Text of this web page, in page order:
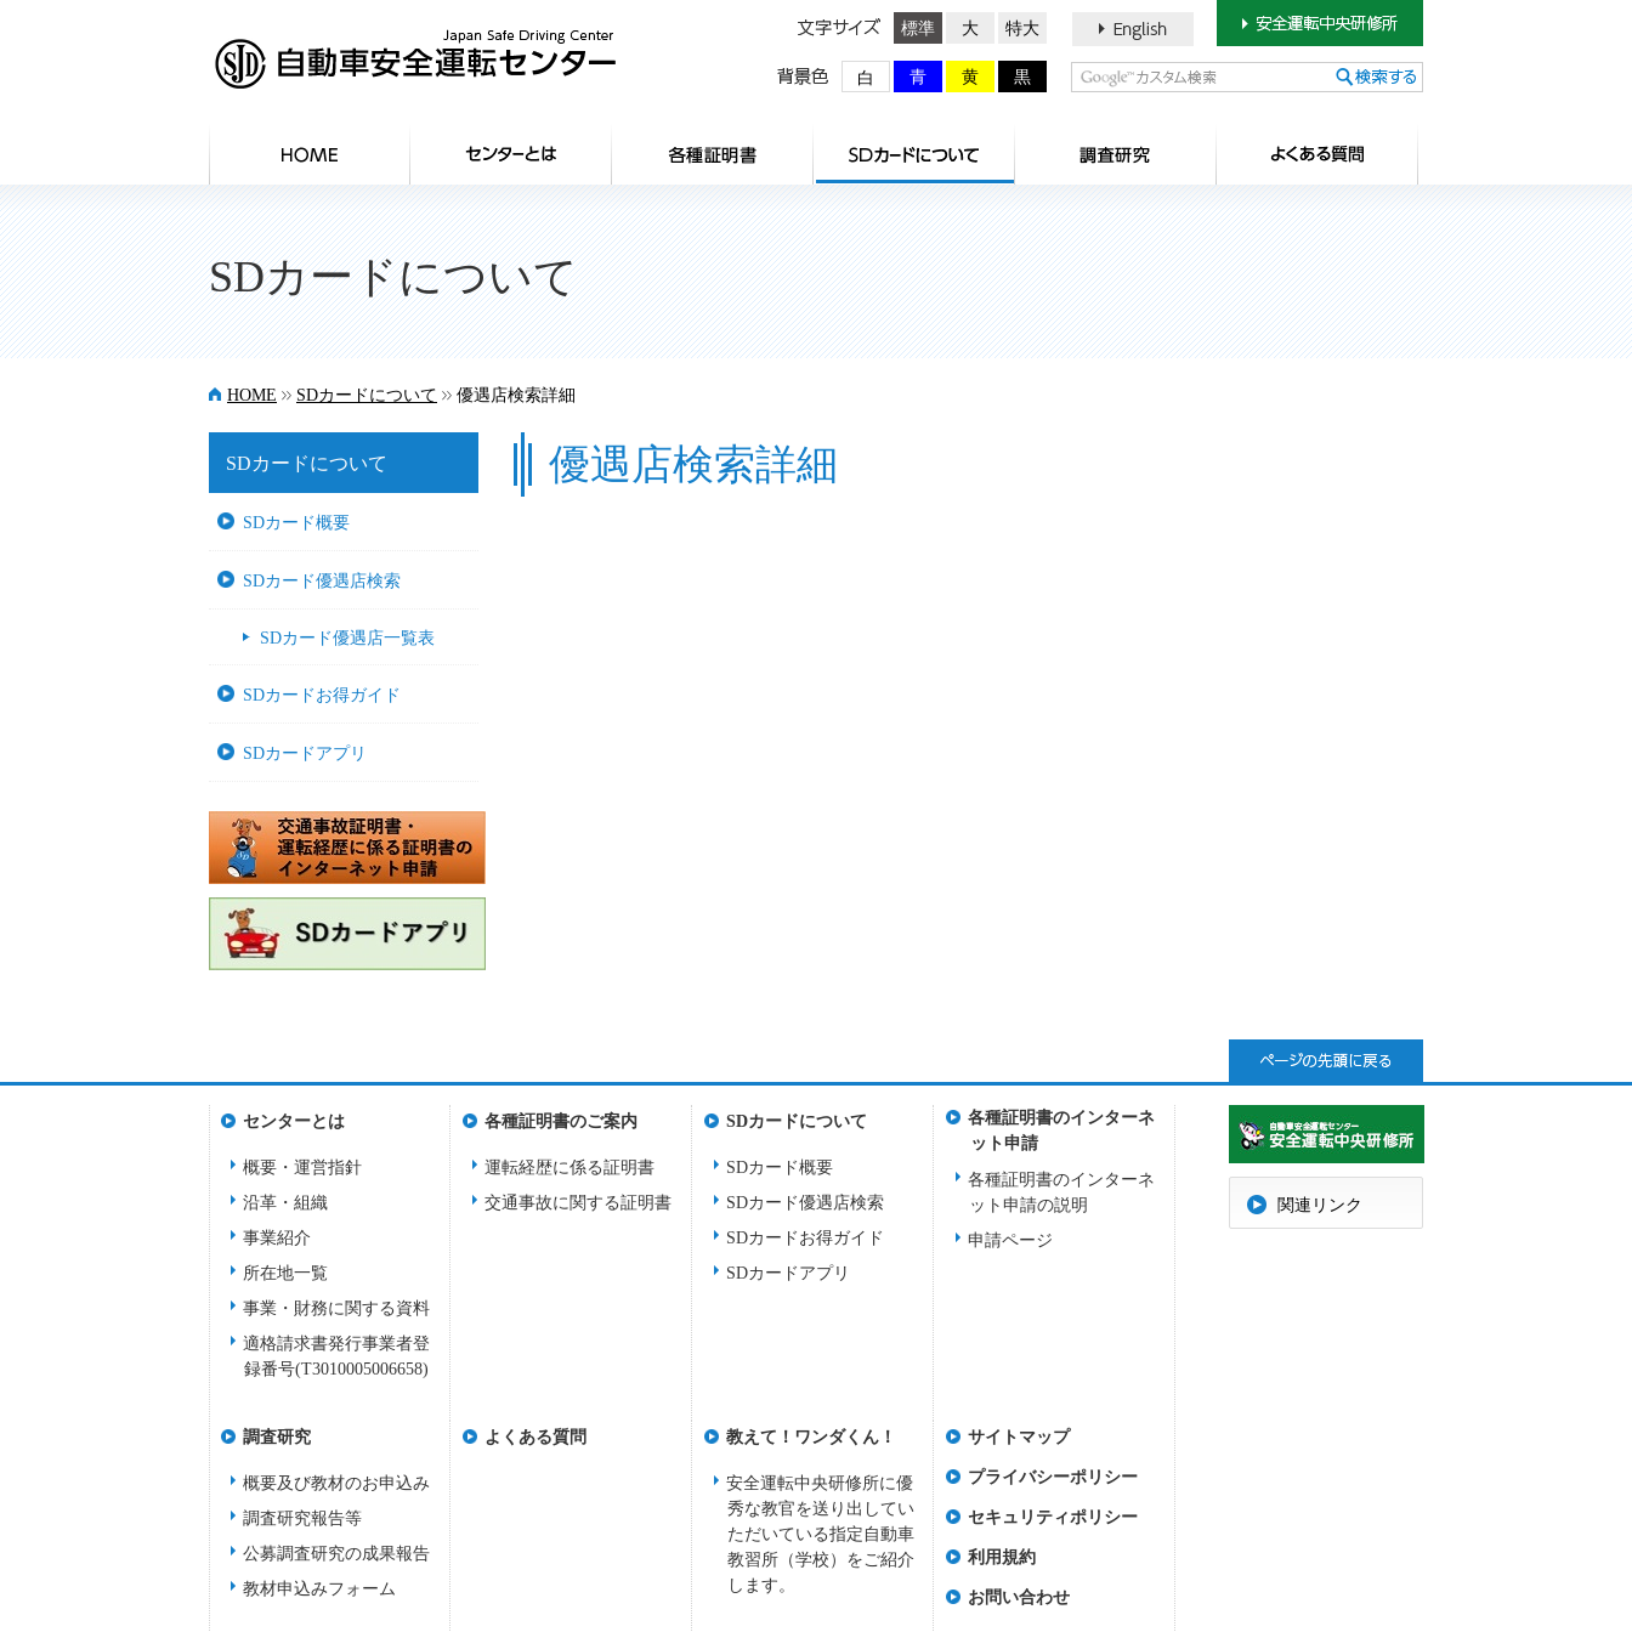
文字サイズ
標準 大 特大
背景色
白 青 黄 黒
SDカードについて
HOME >> SDカードについて >> 優遇店検索詳細
優遇店検索詳細
SDカードについて
SDカード概要
SDカード優遇店検索
SDカード優遇店一覧表
SDカードお得ガイド
SDカードアプリ
センターとは
概要・運営指針
沿革・組織
事業紹介
所在地一覧
事業・財務に関する資料
適格請求書発行事業者登
録番号(T3010005006658)
各種証明書のご案内
運転経歴に係る証明書
交通事故に関する証明書
SDカードについて
SDカード概要
SDカード優遇店検索
SDカードお得ガイド
SDカードアプリ
各種証明書のインターネ
ット申請
各種証明書のインターネ
ット申請の説明
申請ページ
調査研究
概要及び教材のお申込み
調査研究報告等
公募調査研究の成果報告
教材申込みフォーム
よくある質問 教えて！ワンダくん！
安全運転中央研修所に優
秀な教官を送り出してい
ただいている指定自動車
教習所（学校）をご紹介
します。
サイトマップ
プライバシーポリシー
セキュリティポリシー
利用規約
お問い合わせ
関連リンク